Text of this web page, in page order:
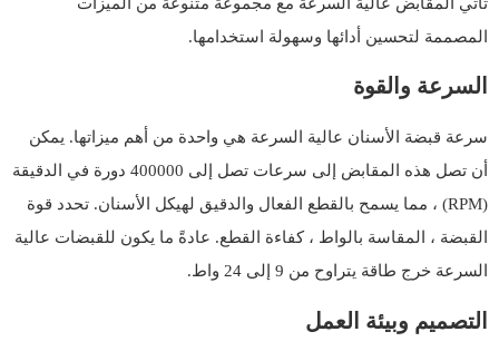
المصممة لتحسين أدائها وسهولة استخدامها.
السرعة والقوة
سرعة قبضة الأسنان عالية السرعة هي واحدة من أهم ميزاتها. يمكن
أن تصل هذه المقابض إلى سرعات تصل إلى 400000 دورة في الدقيقة
(RPM) ، مما يسمح بالقطع الفعال والدقيق لهيكل الأسنان. تحدد قوة
القبضة ، المقاسة بالواط ، كفاءة القطع. عادةً ما يكون للقبضات عالية
السرعة خرج طاقة يتراوح من 9 إلى 24 واط.
التصميم وبيئة العمل